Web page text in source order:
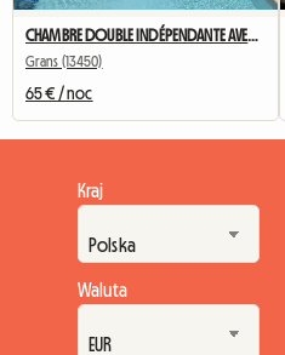
CHAMBRE DOUBLE INDÉPENDANTE AVEC TERRASSE ET CUISINE D’ÉTÉ
Grans (13450)
65 € / noc
Kraj
Waluta